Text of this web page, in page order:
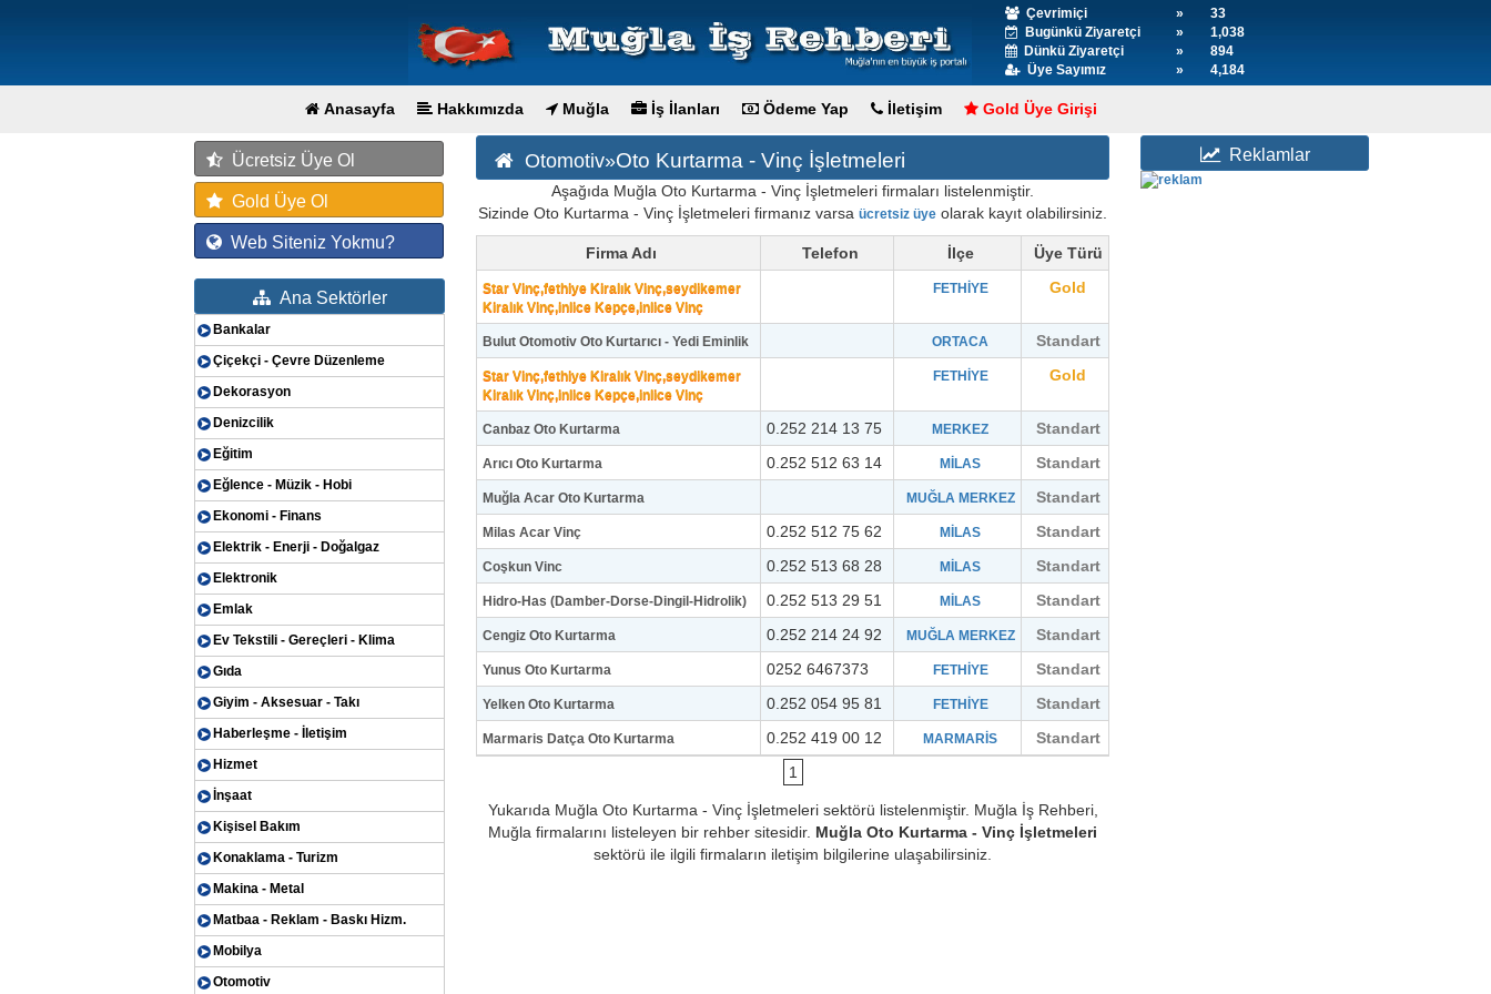
Çevrimiçi »
33
Bugünkü Ziyaretçi
»
1,038
Dünkü Ziyaretçi
»
894
Üye Sayımız
» 4,184
Anasayfa Hakkımızda Muğla İş İlanları Ödeme Yap İletişim Gold Üye Girişi
Ücretsiz Üye Ol
Gold Üye Ol
Web Siteniz Yokmu?
Ana Sektörler
Bankalar
Çiçekçi - Çevre Düzenleme
Dekorasyon
Denizcilik
Eğitim
Eğlence - Müzik - Hobi
Ekonomi - Finans
Elektrik - Enerji - Doğalgaz
Elektronik
Emlak
Ev Tekstili - Gereçleri - Klima
Gıda
Giyim - Aksesuar - Takı
Haberleşme - İletişim
Hizmet
İnşaat
Kişisel Bakım
Konaklama - Turizm
Makina - Metal
Matbaa - Reklam - Baskı Hizm.
Mobilya
Otomotiv
Otomotiv»Oto Kurtarma - Vinç İşletmeleri
Aşağıda Muğla Oto Kurtarma - Vinç İşletmeleri firmaları listelenmiştir.
Sizinde Oto Kurtarma - Vinç İşletmeleri firmanız varsaücretsiz üye olarak kayıt olabilirsiniz.
Firma Adı Telefon İlçe Üye Türü
Star Vinç,fethiye Kiralık Vinç,seydikemer
Kiralık Vinç,inlice Kepçe,inlice Vinç
FETHİYE Gold
Bulut Otomotiv Oto Kurtarıcı - Yedi Eminlik ORTACA Standart
Star Vinç,fethiye Kiralık Vinç,seydikemer
Kiralık Vinç,inlice Kepçe,inlice Vinç
FETHİYE Gold
Canbaz Oto Kurtarma 0.252 214 13 75 MERKEZ Standart
Arıcı Oto Kurtarma 0.252 512 63 14 MİLAS Standart
Muğla Acar Oto Kurtarma MUĞLA MERKEZ Standart
Milas Acar Vinç 0.252 512 75 62 MİLAS Standart
Coşkun Vinc 0.252 513 68 28 MİLAS Standart
Hidro-Has (Damber-Dorse-Dingil-Hidrolik) 0.252 513 29 51 MİLAS Standart
Cengiz Oto Kurtarma 0.252 214 24 92 MUĞLA MERKEZ Standart
Yunus Oto Kurtarma 0252 6467373 FETHİYE Standart
Yelken Oto Kurtarma 0.252 054 95 81 FETHİYE Standart
Marmaris Datça Oto Kurtarma 0.252 419 00 12 MARMARİS
Standart
1
Yukarıda Muğla Oto Kurtarma - Vinç İşletmeleri sektörü listelenmiştir. Muğla İş Rehberi,
Muğla firmalarını listeleyen bir rehber sitesidir. Muğla Oto Kurtarma - Vinç İşletmeleri
sektörü ile ilgili firmaların iletişim bilgilerine ulaşabilirsiniz.
Reklamlar